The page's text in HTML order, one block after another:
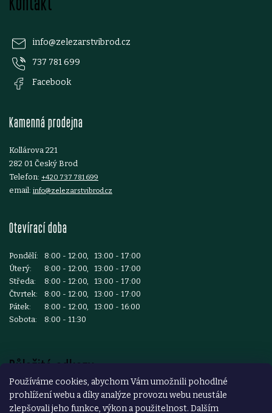
Používáme cookies, abychom Vám umožnili pohodlné
prohlížení webu a díky analýze provozu webu neustále
zlepšovali jeho funkce, výkon a použitelnost. Dalším
info@zelezarstvibrod.cz
737 781 699
Facebook
Kamenná prodejna
Kollárova 221
282 01 Český Brod
Telefon: +420 737 781 699
email: info@zelezarstvibrod.cz
Otevírací doba
Pondělí:
8:00 - 12:00, 13:00 - 17:00
Úterý:
8:00 - 12:00, 13:00 - 17:00
Středa:
8:00 - 12:00, 13:00 - 17:00
Čtvrtek:
8:00 - 12:00, 13:00 - 17:00
Pátek:
8:00 - 12:00, 13:00 - 16:00
Sobota:
8:00 - 11:30
Důležité odkazy
Reklamace a vrácení zboží